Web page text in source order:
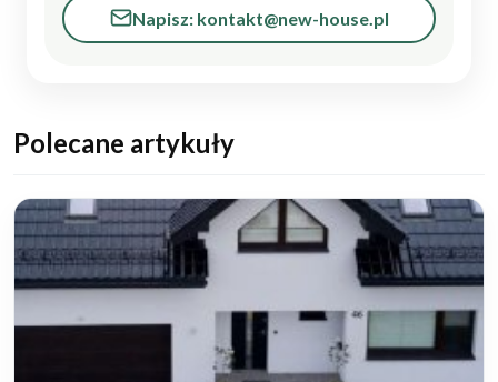
Napisz: kontakt@new-house.pl
Polecane artykuły